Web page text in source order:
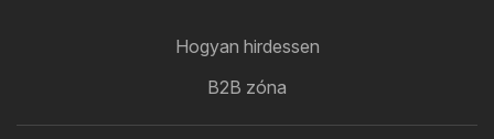
Hogyan hirdessen
B2B zóna